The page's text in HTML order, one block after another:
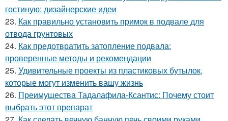
гостиную: дизайнерские идеи
23. Как правильно установить примок в подвале для
отвода грунтовых
24. Как предотвратить затопление подвала:
проверенные методы и рекомендации
25. Удивительные проекты из пластиковых бутылок,
которые могут изменить вашу жизнь
26. Преимущества Тадалафила-Ксантис: Почему стоит
выбрать этот препарат